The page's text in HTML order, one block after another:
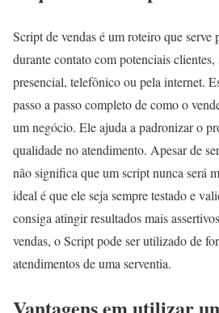
Script de vendas é um roteiro que serve
durante contato com potenciais
presencial, telefônico ou pela internet.
passo a passo completo de como o
um negócio. Ele ajuda a padronizar o
qualidade no atendimento. Apesar de
não significa que um script nunca será
ideal é que ele seja sempre testado e
consiga atingir resultados mais
vendas, o Script pode ser utilizado de
atendimentos de uma serventia.